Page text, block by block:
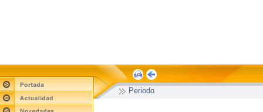
Periodo